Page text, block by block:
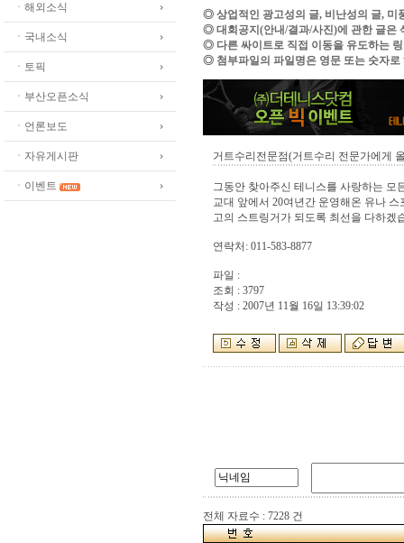
ㆍ해외소식
ㆍ국내소식
ㆍ토픽
ㆍ부산오픈소식
ㆍ언론보도
ㆍ자유게시판
ㆍ이벤트
◎ 상업적인 광고성의 글, 비난성의 글, 미
◎ 대회공지(안내/결과/사진)에 관한 글은
◎ 다른 싸이트로 직접 이동을 유도하는
◎ 첨부파일의 파일명은 영문 또는 숫자로
거트수리전문점(거트수리 전문가에게
그동안 찾아주신 테니스를 사랑하는 모
교대 앞에서 20여년간 운영해온 유나
고의 스트링거가 되도록 최선을 다하겠
연락처: 011-583-8877
파일 :
조회 : 3797
작성 : 2007년 11월 16일 13:39:02
전체 자료수 : 7228 건